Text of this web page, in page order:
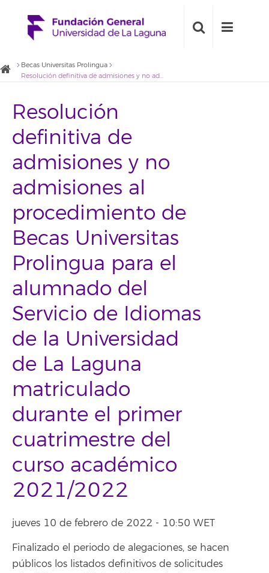
Becas Universitas Prolingua
Resolución definitiva de admisiones y no admisiones al procedimiento de Becas Universitas Prolingua para el alumnado del Servicio de Idiomas de la Universidad de La Laguna matriculado durante el primer cuatrimestre del curso académico 2021/2022
Resolución
definitiva de
admisiones y no
admisiones al
procedimiento de
Becas Universitas
Prolingua para el
alumnado del
Servicio de Idiomas
de la Universidad
de La Laguna
matriculado
durante el primer
cuatrimestre del
curso académico
2021/2022
jueves 10 de febrero de 2022 - 10:50 WET
Finalizado el periodo de alegaciones, se hacen
públicos los listados definitivos de solicitudes